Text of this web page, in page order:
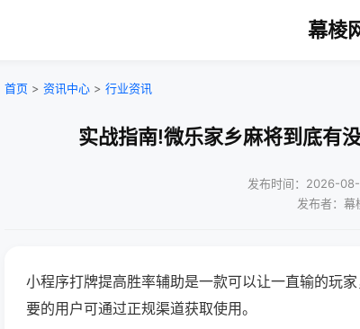
幕棱
首页 > 资讯中心 > 行业资讯
实战指南!微乐家乡麻将到底有
发布时间：2026-
发布者：幕
小程序打牌提高胜率辅助是一款可以让一直输的玩
要的用户可通过正规渠道获取使用。